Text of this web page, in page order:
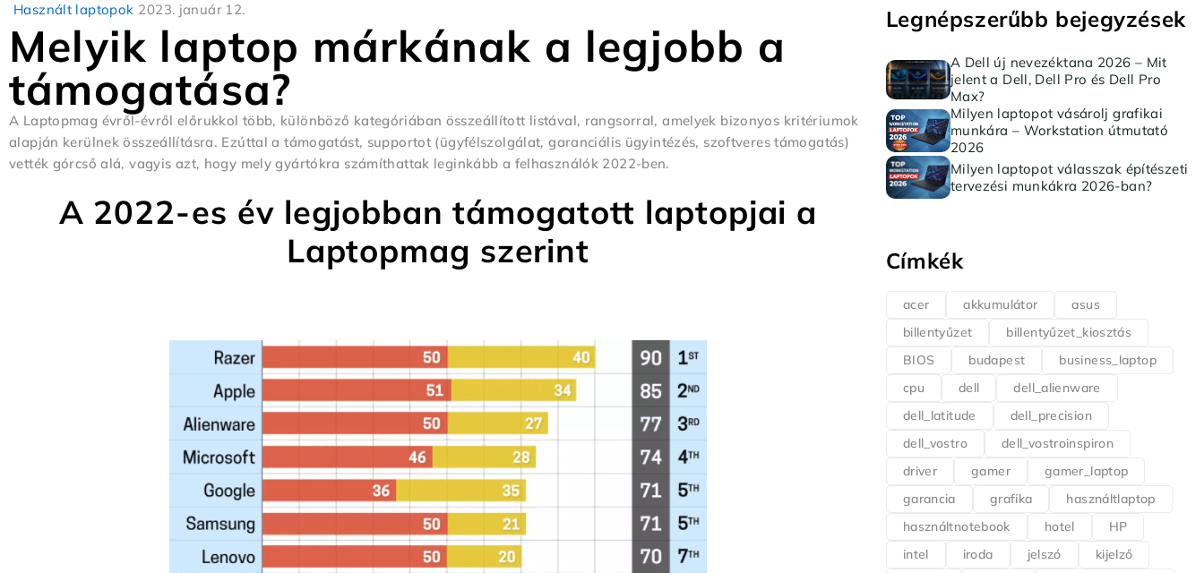
Használt laptopok 2023. január 12.
Melyik laptop márkának a legjobb a
támogatása?
A Laptopmag évről-évről előrukkol több, különböző kategóriában összeállított listával, rangsorral, amelyek bizonyos kritériumok
alapján kerülnek összeállításra. Ezúttal a támogatást, supportot (ügyfélszolgálat, garanciális ügyintézés, szoftveres támogatás)
vették górcső alá, vagyis azt, hogy mely gyártókra számíthattak leginkább a felhasználók 2022-ben.
A 2022-es év legjobban támogatott laptopjai a
Laptopmag szerint
Legnépszerűbb bejegyzések
A Dell új nevezéktana 2026 – Mit
jelent a Dell, Dell Pro és Dell Pro
Max?
Milyen laptopot vásárolj grafikai
munkára – Workstation útmutató
2026
Milyen laptopot válasszak építészeti
tervezési munkákra 2026-ban?
Címkék
acer akkumulátor
asus
billentyűzet
billentyűzet_kiosztás
BIOS
budapest
business_laptop
cpu
dell
dell_alienware
dell_latitude
dell_precision
dell_vostro
dell_vostroinspiron
driver
gamer
gamer_laptop
garancia
grafika
használtlaptop
használtnotebook
hotel
HP
intel
iroda jelszó
kijelző